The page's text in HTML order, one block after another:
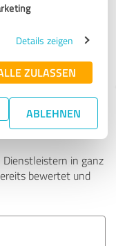
Details zeigen
ZULASSEN
ABLEHNEN
finden - mit
Dienstleistern in ganz
bewertet und